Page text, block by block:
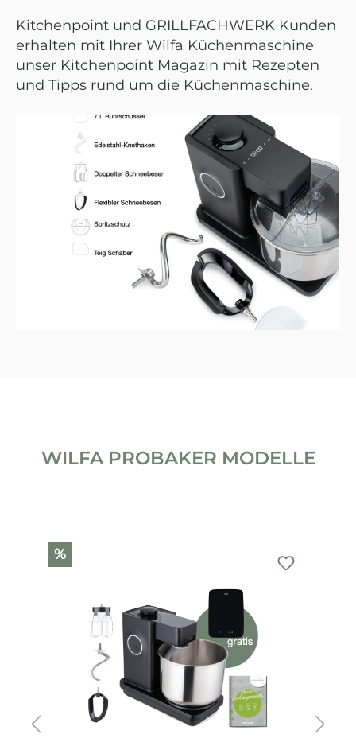
Kitchenpoint und GRILLFACHWERK Kunden
erhalten mit Ihrer Wilfa Küchenmaschine
unser Kitchenpoint Magazin mit Rezepten
und Tipps rund um die Küchenmaschine.
WILFA PROBAKER MODELLE
Produktgalerie überspringen
%